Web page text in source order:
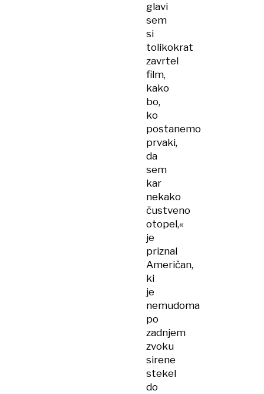
glavi
sem
si
tolikokrat
zavrtel
film,
kako
bo,
ko
postanemo
prvaki,
da
sem
kar
nekako
čustveno
otopel,«
je
priznal
Američan,
ki
je
nemudoma
po
zadnjem
zvoku
sirene
stekel
do